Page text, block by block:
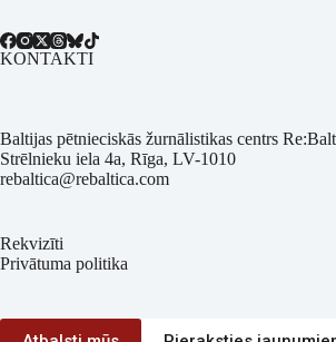
KONTAKTI
Baltijas pētnieciskās žurnālistikas centrs
Strēlnieku iela 4a, Rīga, LV-1010
rebaltica@rebaltica.com
Rekvizīti
Privātuma politika